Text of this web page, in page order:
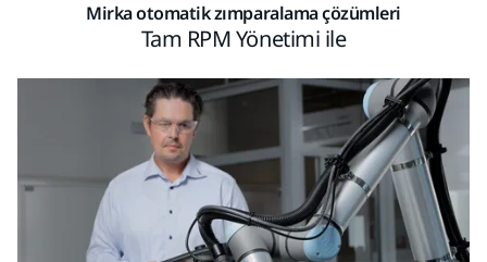
Mirka otomatik zımparalama çözümleri
Tam RPM Yönetimi ile